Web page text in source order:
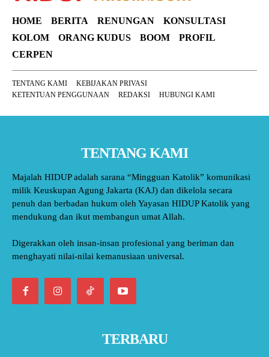
HOME BERITA RENUNGAN
KONSULTASI
KOLOM
ORANG KUDUS BOOM
PROFIL
CERPEN
TENTANG KAMI
KEBIJAKAN PRIVASI
KETENTUAN PENGGUNAAN
REDAKSI HUBUNGI KAMI
TENTANG KAMI
Majalah HIDUP adalah sarana “Mingguan Katolik” komunikasi
milik Keuskupan Agung Jakarta (KAJ) dan dikelola secara
penuh dan berbadan hukum oleh Yayasan HIDUP Katolik yang
mendukung dan ikut membangun umat Allah.
Digerakkan oleh insan-insan profesional yang beriman dan
menghayati nilai-nilai kemanusiaan universal.
TERBARU